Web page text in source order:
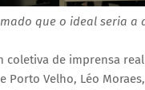
que o ideal seria
coletiva de imprensa
Porto Velho, Léo